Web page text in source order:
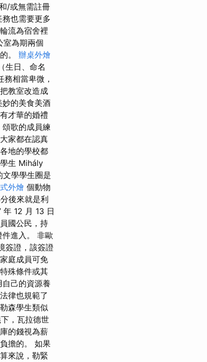
/或無需註冊
也需要更多
流為宿舍裡
室為期兩個
。 辦桌外燴
生日、命名
相當卑微，
教室改造成
的美食美酒
才華的婚禮
歌的成員練
家都在認真
地的學校都
生 Mihály
學學生圈是
外燴 個動物
後來就是利
12 月 13 日
國公民，持
進入。 非歐
簽證，該簽證
庭成員可免
殊條件或其
己的資源養
律也規範了
森學生類似
，瓦拉德世
的錢視為薪
擔的。 如果
來說，勒緊